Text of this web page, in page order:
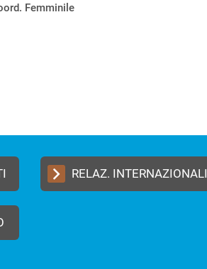
Femminile
RELAZ. INTERNAZIONALI